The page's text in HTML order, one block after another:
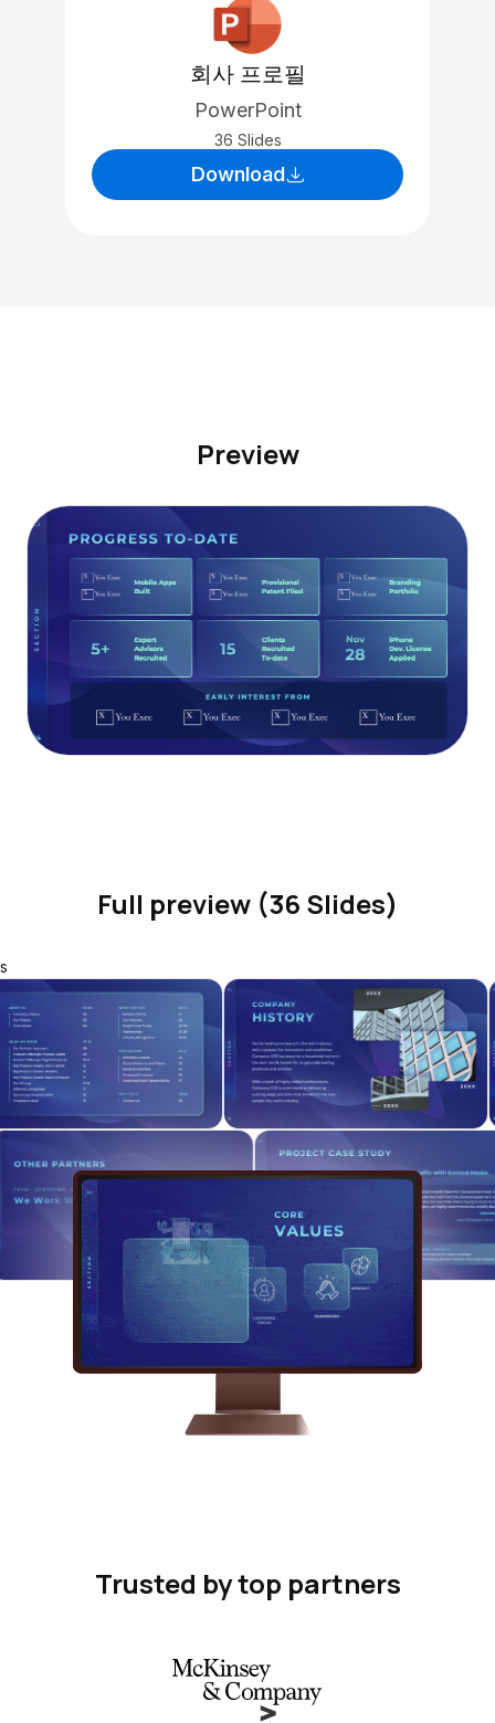
회사 프로필
PowerPoint
36 Slides
Download
Preview
Full preview (36 Slides)
s
Trusted by top partners